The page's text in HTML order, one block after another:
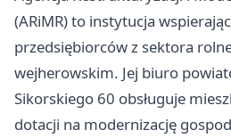
(ARiMR) to instytucja
przedsiębiorców z sektora
wejherowskim. Jej biuro
Sikorskiego 60 obsługuje
dotacji na modernizację